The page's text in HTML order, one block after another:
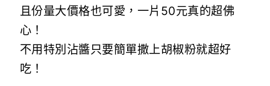
且份量大價格也可愛，一片50元真的超佛
心！
不用特別沾醬只要簡單撒上胡椒粉就超好
吃！